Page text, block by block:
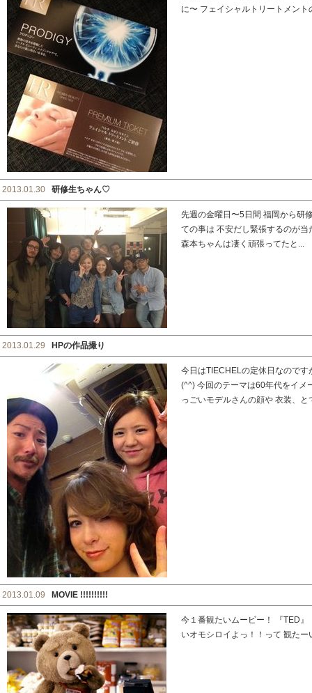
に〜 フェイシャルトリートメン
2013.01.30 研修生ちゃん♡
先週の金曜日〜5日間 福岡から研
ての事は 不安だし緊張するのが
森本ちゃんは凄く頑張ってたと...
2013.01.29 HPの作品撮り
今日はTIECHELの定休日なので
(^^) 今回のテーマは60年代をイメ
っごいモデルさんの顔や 衣装、と
2013.01.09 MOVIE !!!!!!!!!!
今１番観たいムービー！ 『TED
いオモシロイよっ！！って 観た